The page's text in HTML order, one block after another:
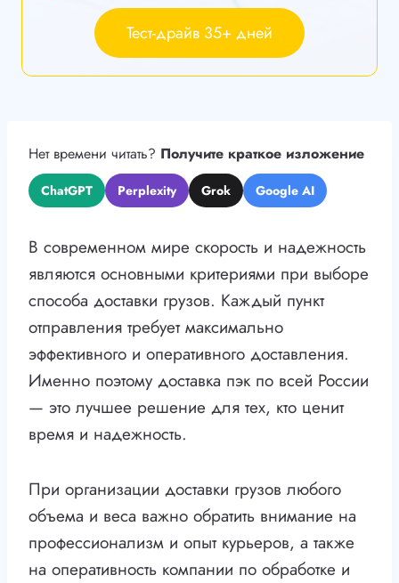
Тест-драйв 35+ дней
Нет времени читать? Получите краткое изложение
ChatGPT Perplexity Grok Google AI
В современном мире скорость и надежность
являются основными критериями при выборе
способа доставки грузов. Каждый пункт
отправления требует максимально
эффективного и оперативного доставления.
Именно поэтому доставка пэк по всей России
— это лучшее решение для тех, кто ценит
время и надежность.
При организации доставки грузов любого
объема и веса важно обратить внимание на
профессионализм и опыт курьеров, а также
на оперативность компании по обработке и